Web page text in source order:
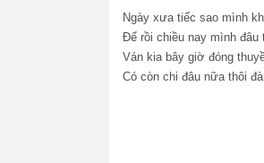
Ngày xưa tiếc sao mình
Để rồi chiều nay mình đâu
Ván kia bây giờ đóng
Có còn chi đâu nữa thôi